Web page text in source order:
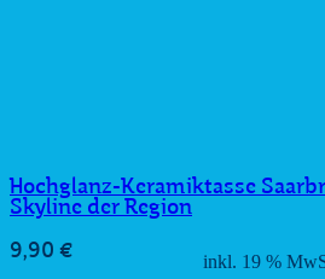
Hochglanz-Keramiktasse
Skyline der Region
9,90 €
inkl. 19 %